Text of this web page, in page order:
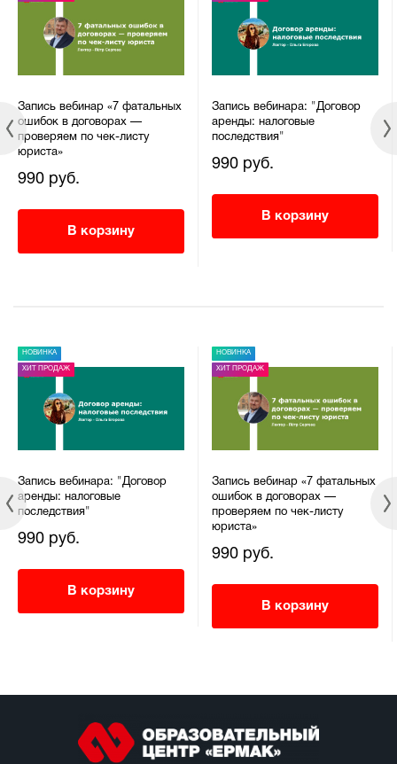
Запись вебинар «7 фатальных
ошибок в договорах —
проверяем по чек-листу
юриста»
990 руб.
В корзину
Запись вебинара: "Договор
аренды: налоговые
последствия"
990 руб.
В корзину
НОВИНКА
ХИТ ПРОДАЖ
Запись вебинара: "Договор
аренды: налоговые
последствия"
990 руб.
В корзину
НОВИНКА
ХИТ ПРОДАЖ
Запись вебинар «7 фатальных
ошибок в договорах —
проверяем по чек-листу
юриста»
990 руб.
В корзину